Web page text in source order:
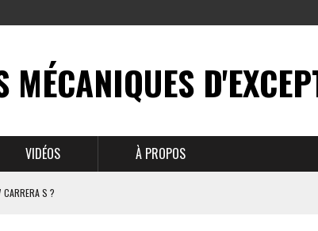
MÉCANIQUES
VIDÉOS À PROPOS
S ?